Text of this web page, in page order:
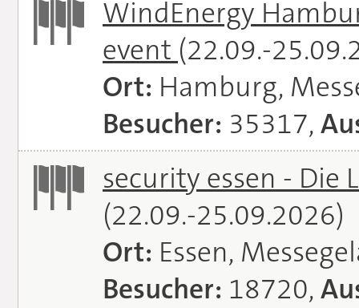
WindEnergy
event (22.09.-
Ort: Hamburg,
Besucher: 35317,
security essen - Die
(22.09.-25.09.2026)
Ort: Essen,
Besucher: 18720,